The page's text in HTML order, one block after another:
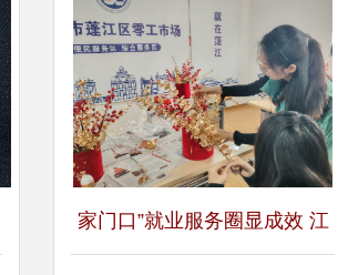
家门口”就业服务圈显成效 江